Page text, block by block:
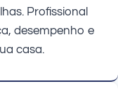
Profissional
desempenho e
casa.